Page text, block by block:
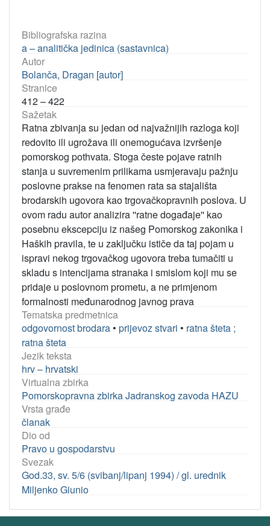
Bibliografska razina
a – analitička jedinica (sastavnica)
Autor
Bolanča, Dragan [autor]
Stranice
412 – 422
Sažetak
Ratna zbivanja su jedan od najvažnijih razloga koji
redovito ili ugrožava ili onemogućava izvršenje
pomorskog pothvata. Stoga česte pojave ratnih
stanja u suvremenim prilikama usmjeravaju pažnju
poslovne prakse na fenomen rata sa stajališta
brodarskih ugovora kao trgovačkopravnih poslova. U
ovom radu autor analizira ''ratne događaje'' kao
posebnu ekscepciju iz našeg Pomorskog zakonika i
Haških pravila, te u zaključku ističe da taj pojam u
ispravi nekog trgovačkog ugovora treba tumačiti u
skladu s intencijama stranaka i smislom koji mu se
pridaje u poslovnom prometu, a ne primjenom
formalnosti međunarodnog javnog prava
Tematska predmetnica
odgovornost brodara • prijevoz stvari • ratna šteta ;
ratna šteta
Jezik teksta
hrv – hrvatski
Virtualna zbirka
Pomorskopravna zbirka Jadranskog zavoda HAZU
Vrsta građe
članak
Dio od
Pravo u gospodarstvu
Svezak
God.33, sv. 5/6 (svibanj/lipanj 1994) / gl. urednik
Miljenko Giunio